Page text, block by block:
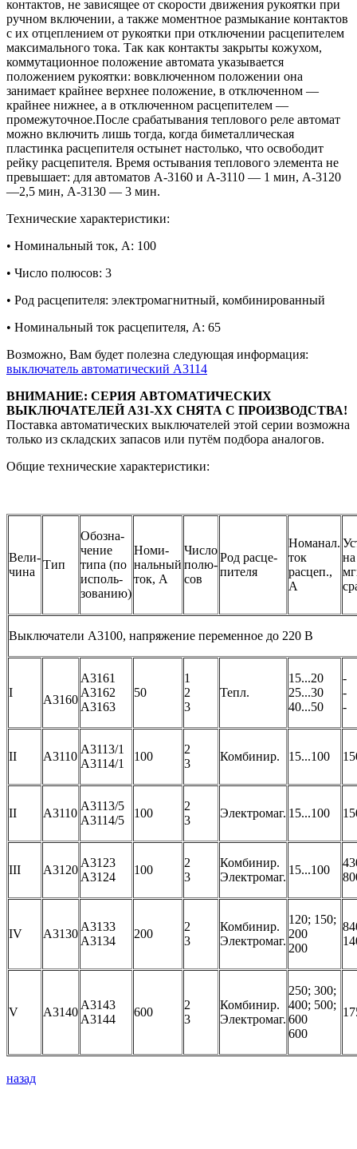
контактов, не зависящее от скорости движения рукоятки при
ручном включении, а также моментное размыкание контактов
с их отцеплением от рукоятки при отключении расцепителем
максимального тока. Так как контакты закрыты кожухом,
коммутационное положение автомата указывается
положением рукоятки: вовключенном положении она
занимает крайнее верхнее положение, в отключенном —
крайнее нижнее, а в отключенном расцепителем —
промежуточное.После срабатывания теплового реле автомат
можно включить лишь тогда, когда биметаллическая
пластинка расцепителя остынет настолько, что освободит
рейку расцепителя. Время остывания теплового элемента не
превышает: для автоматов А-3160 и А-3110 — 1 мин, А-3120
—2,5 мин, А-3130 — 3 мин.
Технические характеристики:
• Номинальный ток, А: 100
• Число полюсов: 3
• Род расцепителя: электромагнитный, комбинированный
• Номинальный ток расцепителя, А: 65
Возможно, Вам будет полезна следующая информация:
выключатель автоматический А3114
ВНИМАНИЕ: СЕРИЯ АВТОМАТИЧЕСКИХ
ВЫКЛЮЧАТЕЛЕЙ А31-ХХ СНЯТА С ПРОИЗВОДСТВА!
Поставка автоматических выключателей этой серии возможна
только из складских запасов или путём подбора аналогов.
Общие технические характеристики:
Вели-
чина
Тип
Обозна-
чение
типа (по
исполь-
зованию)
Номи-
нальный
ток, А
Число
полю-
сов
Род расце-
пителя
Номанал.
ток
расцеп.,
А
Выключатели А3100, напряжение переменное до 220 В
I
А3160
А3161
А3162
А3163
50
1
2
3
Тепл.
15...20
25...30
40...50
-
-
-
II A3110
А3113/1
А3114/1
100
2
3
Комбинир. 15...100
II А3110
А3113/5
А3114/5
100
2
3
Электромаг. 15...100
III A3120
А3123
А3124
100
2
3
Комбинир.
Электромаг.
15...100
IV A3130
A3133
A3134
200
2
3
Комбинир.
Электромаг.
120; 150;
200
200
V A3140
A3143
A3144
600
2
3
Комбинир.
Электромаг.
250; 300;
400; 500;
600
600
назад